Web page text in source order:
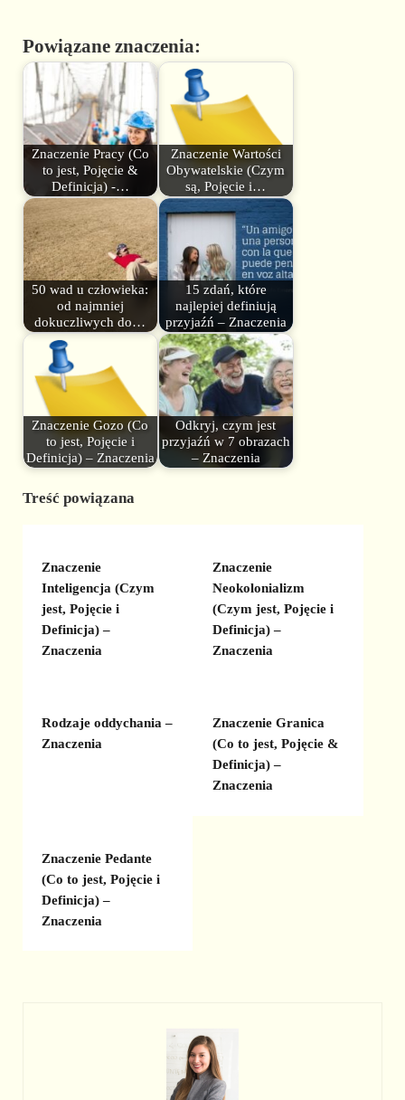
Powiązane znaczenia:
Znaczenie Pracy (Co
to jest, Pojęcie &
Definicja) -…
Znaczenie Wartości
Obywatelskie (Czym
są, Pojęcie i…
50 wad u człowieka:
od najmniej
dokuczliwych do…
15 zdań, które
najlepiej definiują
przyjaźń – Znaczenia
Znaczenie Gozo (Co
to jest, Pojęcie i
Definicja) – Znaczenia
Odkryj, czym jest
przyjaźń w 7 obrazach
– Znaczenia
Treść powiązana
Znaczenie
Inteligencja (Czym
jest, Pojęcie i
Definicja) –
Znaczenia
Znaczenie
Neokolonializm
(Czym jest, Pojęcie i
Definicja) –
Znaczenia
Rodzaje oddychania –
Znaczenia
Znaczenie Granica
(Co to jest, Pojęcie &
Definicja) –
Znaczenia
Znaczenie Pedante
(Co to jest, Pojęcie i
Definicja) –
Znaczenia